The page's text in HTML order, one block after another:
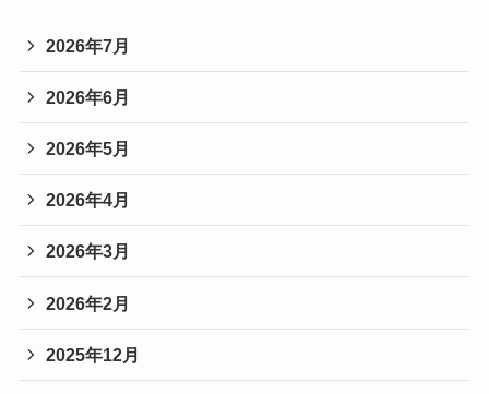
2026年7月
2026年6月
2026年5月
2026年4月
2026年3月
2026年2月
2025年12月